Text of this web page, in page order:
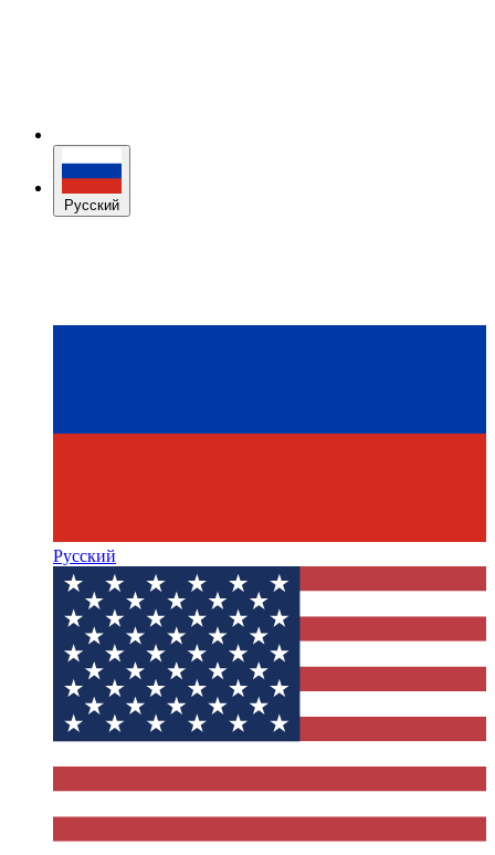
Русский
Русский